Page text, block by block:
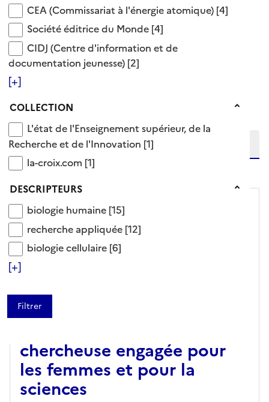
CEA (Commissariat à l'énergie atomique)
CEA (Commissariat à l'énergie atomique) [4]
Société éditrice du Monde
Société éditrice du Monde [4]
CIDJ (Centre d'information et de documentation
CIDJ (Centre d'information et de
documentation jeunesse) [2]
[+]
Collection
COLLECTION
L'état de l'Enseignement supérieur, de la
L'état de l'Enseignement supérieur, de la
Recherche et de l'Innovation [1]
la-croix.com
la-croix.com [1]
Descripteurs
DESCRIPTEURS
biologie humaine
biologie humaine [15]
recherche appliquée
recherche appliquée [12]
biologie cellulaire
biologie cellulaire [6]
[+]
Voir aussi
santé
23 Documents disponibles dans cette catégorie
Affiner la recherche
Etendre la recherche sur
niveau(x) vers le bas
ARTICLE
chercheuse engagée pour
les femmes et pour la
sciences